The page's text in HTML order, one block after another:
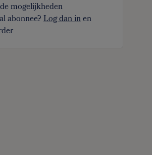
mogelijkheden
abonnee?Log dan inen